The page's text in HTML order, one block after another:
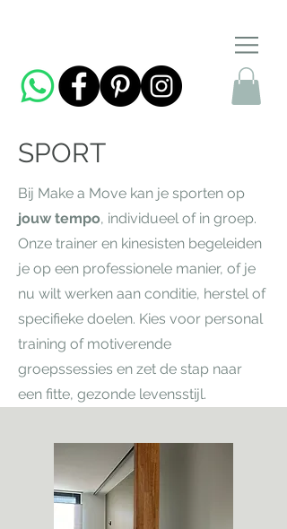
SPORT
Bij Make a Move kan je sporten op
jouw tempo, individueel of in groep.
Onze trainer en kinesisten begeleiden
je op een professionele manier, of je
nu wilt werken aan conditie, herstel of
specifieke doelen. Kies voor personal
training of motiverende
groepssessies en zet de stap naar
een fitte, gezonde levensstijl.